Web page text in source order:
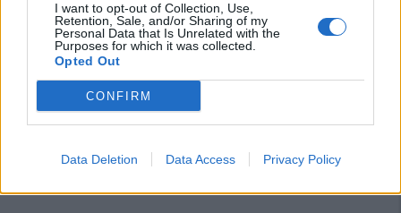
I want to opt-out of Collection, Use,
Retention, Sale, and/or Sharing of my
Personal Data that Is Unrelated with the
Purposes for which it was collected.
Opted Out
CONFIRM
Data Deletion Data Access Privacy Policy